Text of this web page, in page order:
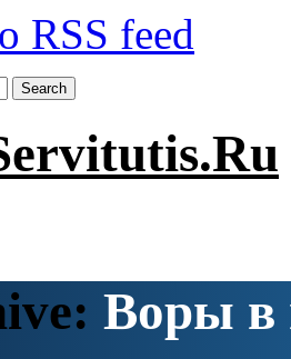
RSS feed
Search
Воры в